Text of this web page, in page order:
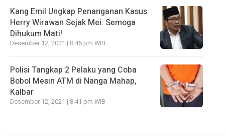
Kang Emil Ungkap Penanganan Kasus
Herry Wirawan Sejak Mei: Semoga
Dihukum Mati!
Desember 12, 2021 | 8:45 pm WIB
Polisi Tangkap 2 Pelaku yang Coba
Bobol Mesin ATM di Nanga Mahap,
Kalbar
Desember 12, 2021 | 8:41 pm WIB